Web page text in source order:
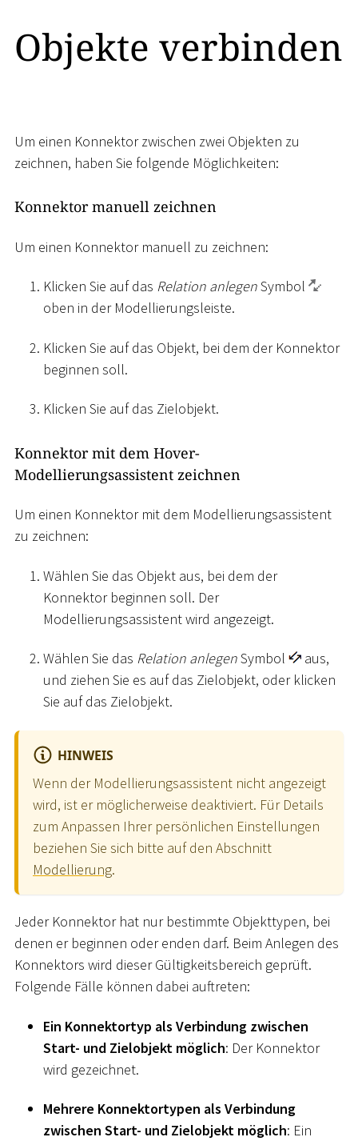
Objekte verbinden
Um einen Konnektor zwischen zwei Objekten zu
zeichnen, haben Sie folgende Möglichkeiten:
Konnektor manuell zeichnen
Um einen Konnektor manuell zu zeichnen:
Klicken Sie auf das Relation anlegenSymbol
oben in der Modellierungsleiste.
Klicken Sie auf das Objekt, bei dem der Konnektor
beginnen soll.
Klicken Sie auf das Zielobjekt.
Konnektor mit dem Hover-
Modellierungsassistent zeichnen
Um einen Konnektor mit dem Modellierungsassistent
zu zeichnen:
Wählen Sie das Objekt aus, bei dem der
Konnektor beginnen soll. Der
Modellierungsassistent wird angezeigt.
Wählen Sie das Relation anlegenSymbol
aus,
und ziehen Sie es auf das Zielobjekt, oder klicken
Sie auf das Zielobjekt.
HINWEIS
Wenn der Modellierungsassistent nicht angezeigt
wird, ist er möglicherweise deaktiviert. Für Details
zum Anpassen Ihrer persönlichen Einstellungen
beziehen Sie sich bitte auf den Abschnitt
Modellierung.
Jeder Konnektor hat nur bestimmte Objekttypen, bei
denen er beginnen oder enden darf. Beim Anlegen des
Konnektors wird dieser Gültigkeitsbereich geprüft.
Folgende Fälle können dabei auftreten:
Ein Konnektortyp als Verbindung zwischen
Start- und Zielobjekt möglich: Der Konnektor
wird gezeichnet.
Mehrere Konnektortypen als Verbindung
zwischen Start- und Zielobjekt möglich: Ein